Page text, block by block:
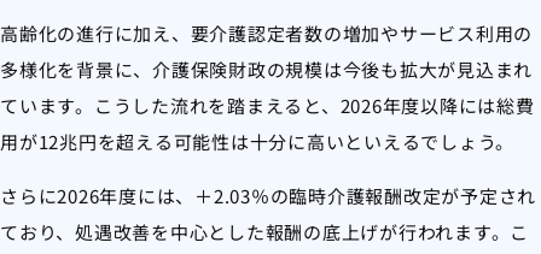
高齢化の進行に加え、要介護認定者数の増加やサービス利用の
多様化を背景に、介護保険財政の規模は今後も拡大が見込まれ
ています。こうした流れを踏まえると、2026年度以降には総費
用が12兆円を超える可能性は十分に高いといえるでしょう。
さらに2026年度には、＋2.03％の臨時介護報酬改定が予定され
ており、処遇改善を中心とした報酬の底上げが行われます。こ